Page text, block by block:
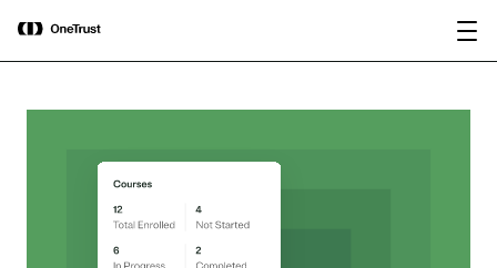
OneTrust als „Visionär“ im Gartner®
Magic Quadrant™ 2026 für
Plattformen zur KI-Governance